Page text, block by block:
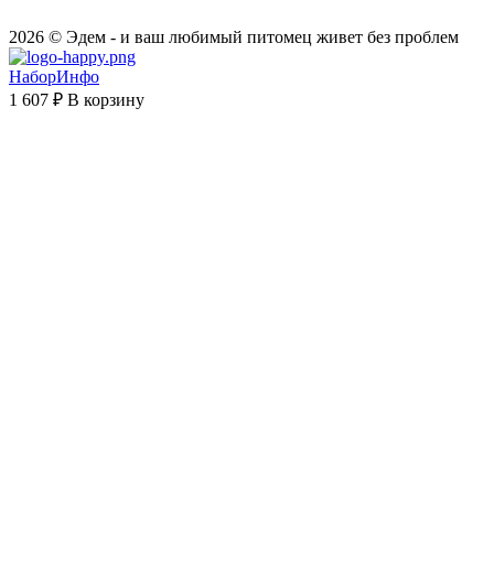
2026 © Эдем - и ваш любимый питомец живет без проблем
НаборИнфо
1 607 ₽ В корзину